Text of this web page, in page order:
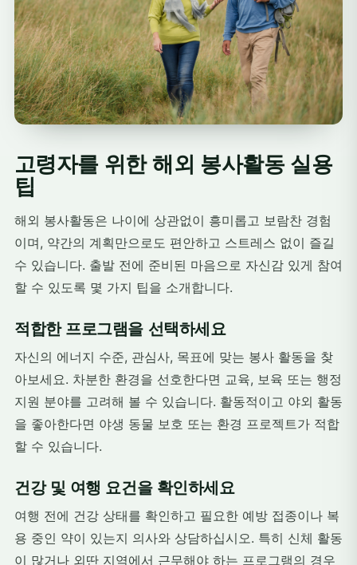
고령자를 위한 해외 봉사활동 실용
팁
해외 봉사활동은 나이에 상관없이 흥미롭고 보람찬 경험
이며, 약간의 계획만으로도 편안하고 스트레스 없이 즐길
수 있습니다. 출발 전에 준비된 마음으로 자신감 있게 참여
할 수 있도록 몇 가지 팁을 소개합니다.
적합한 프로그램을 선택하세요
자신의 에너지 수준, 관심사, 목표에 맞는 봉사 활동을 찾
아보세요. 차분한 환경을 선호한다면 교육, 보육 또는 행정
지원 분야를 고려해 볼 수 있습니다. 활동적이고 야외 활동
을 좋아한다면 야생 동물 보호 또는 환경 프로젝트가 적합
할 수 있습니다.
건강 및 여행 요건을 확인하세요
여행 전에 건강 상태를 확인하고 필요한 예방 접종이나 복
용 중인 약이 있는지 의사와 상담하십시오. 특히 신체 활동
이 많거나 외딴 지역에서 근무해야 하는 프로그램의 경우